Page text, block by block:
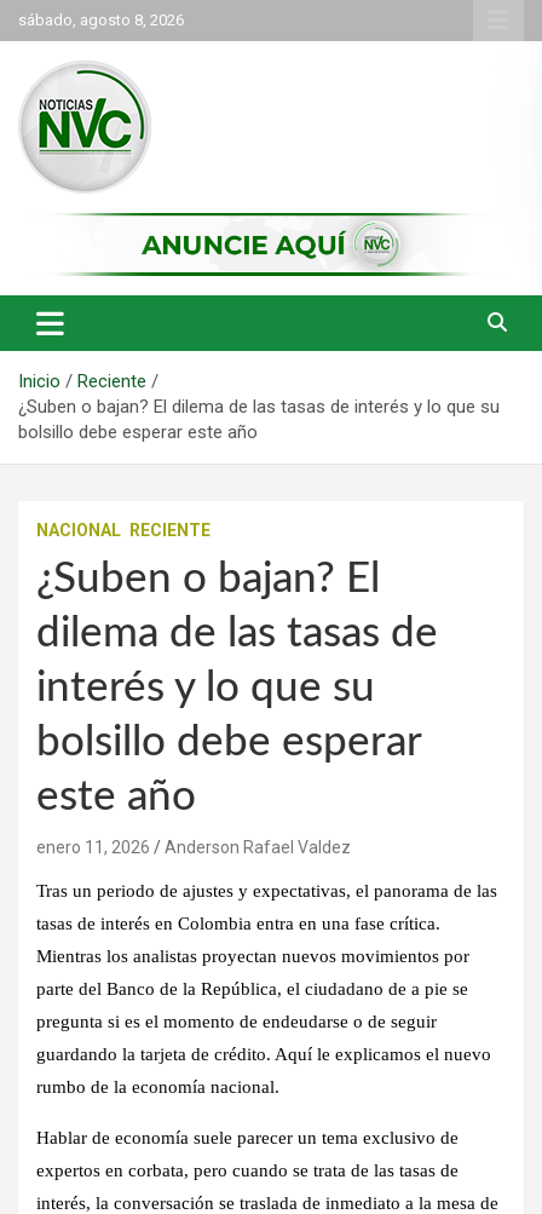
Saltar
al
contenido
sábado, agosto 8, 2026
NVC Noticias
Inicio
Reciente
¿Suben o bajan? El dilema de las tasas de interés y lo que su
bolsillo debe esperar este año
NACIONAL RECIENTE
¿Suben o bajan? El
dilema de las tasas de
interés y lo que su
bolsillo debe esperar
este año
enero 11, 2026 Anderson Rafael Valdez
Tras un periodo de ajustes y expectativas, el panorama de las
tasas de interés en Colombia entra en una fase crítica.
Mientras los analistas proyectan nuevos movimientos por
parte del Banco de la República, el ciudadano de a pie se
pregunta si es el momento de endeudarse o de seguir
guardando la tarjeta de crédito. Aquí le explicamos el nuevo
rumbo de la economía nacional.
Hablar de economía suele parecer un tema exclusivo de
expertos en corbata, pero cuando se trata de las tasas de
interés, la conversación se traslada de inmediato a la mesa de